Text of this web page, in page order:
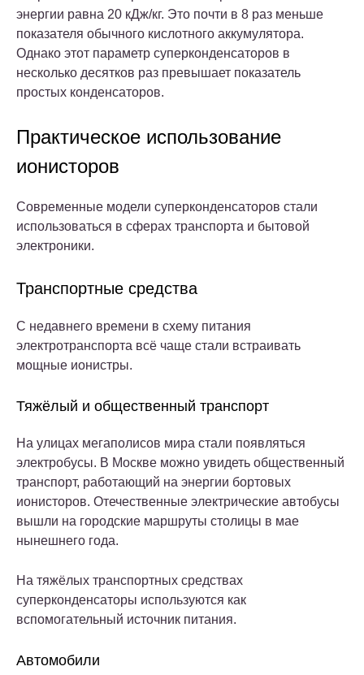
энергии равна 20 кДж/кг. Это почти в 8 раз меньше
показателя обычного кислотного аккумулятора.
Однако этот параметр суперконденсаторов в
несколько десятков раз превышает показатель
простых конденсаторов.
Практическое использование
ионисторов
Современные модели суперконденсаторов стали
использоваться в сферах транспорта и бытовой
электроники.
Транспортные средства
С недавнего времени в схему питания
электротранспорта всё чаще стали встраивать
мощные ионистры.
Тяжёлый и общественный транспорт
На улицах мегаполисов мира стали появляться
электробусы. В Москве можно увидеть общественный
транспорт, работающий на энергии бортовых
ионисторов. Отечественные электрические автобусы
вышли на городские маршруты столицы в мае
нынешнего года.
На тяжёлых транспортных средствах
суперконденсаторы используются как
вспомогательный источник питания.
Автомобили